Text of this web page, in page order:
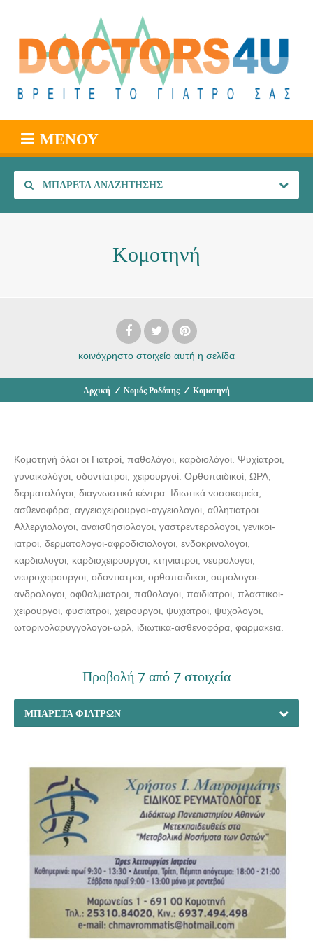
ΜΕΝΟΎ
ΜΠΑΡΈΤΑ ΑΝΑΖΉΤΗΣΗΣ
Κομοτηνή
κοινόχρηστο στοιχείο αυτή η σελίδα
Αρχική / Νομός Ροδόπης / Κομοτηνή
Κομοτηνή όλοι οι Γιατροί, παθολόγοι, καρδιολόγοι. Ψυχίατροι,
γυναικολόγοι, οδοντίατροι, χειρουργοί. Ορθοπαιδικοί, ΩΡΛ,
δερματολόγοι, διαγνωστικά κέντρα. Ιδιωτικά νοσοκομεία,
ασθενοφόρα, αγγειοχειρουργοι-αγγειολογοι, αθλητιατροι.
Αλλεργιολογοι, αναισθησιολογοι, γαστρεντερολογοι, γενικοι-
ιατροι, δερματολογοι-αφροδισιολογοι, ενδοκρινολογοι,
καρδιολογοι, καρδιοχειρουργοι, κτηνιατροι, νευρολογοι,
νευροχειρουργοι, οδοντιατροι, ορθοπαιδικοι, ουρολογοι-
ανδρολογοι, οφθαλμιατροι, παθολογοι, παιδιατροι, πλαστικοι-
χειρουργοι, φυσιατροι, χειρουργοι, ψυχιατροι, ψυχολογοι,
ωτορινολαρυγγολογοι-ωρλ, ιδιωτικα-ασθενοφόρα, φαρμακεια.
Προβολή 7 από 7 στοιχεία
ΜΠΑΡΈΤΑ ΦΊΛΤΡΩΝ